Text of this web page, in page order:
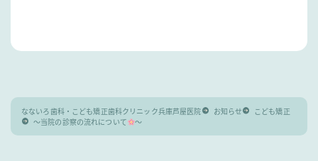
なないろ歯科・こども矯正歯科クリニック兵庫芦屋医院 お知らせ
こども矯正
〜当院の診察の流れについて
〜